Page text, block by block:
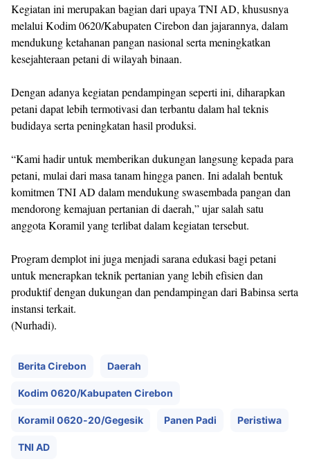
Kegiatan ini merupakan bagian dari upaya TNI AD, khususnya
melalui Kodim 0620/Kabupaten Cirebon dan jajarannya, dalam
mendukung ketahanan pangan nasional serta meningkatkan
kesejahteraan petani di wilayah binaan.
Dengan adanya kegiatan pendampingan seperti ini, diharapkan
petani dapat lebih termotivasi dan terbantu dalam hal teknis
budidaya serta peningkatan hasil produksi.
“Kami hadir untuk memberikan dukungan langsung kepada para
petani, mulai dari masa tanam hingga panen. Ini adalah bentuk
komitmen TNI AD dalam mendukung swasembada pangan dan
mendorong kemajuan pertanian di daerah,” ujar salah satu
anggota Koramil yang terlibat dalam kegiatan tersebut.
Program demplot ini juga menjadi sarana edukasi bagi petani
untuk menerapkan teknik pertanian yang lebih efisien dan
produktif dengan dukungan dan pendampingan dari Babinsa serta
instansi terkait.
(Nurhadi).
Berita Cirebon Daerah
Kodim 0620/Kabupaten Cirebon
Koramil 0620-20/Gegesik Panen Padi Peristiwa
TNI AD